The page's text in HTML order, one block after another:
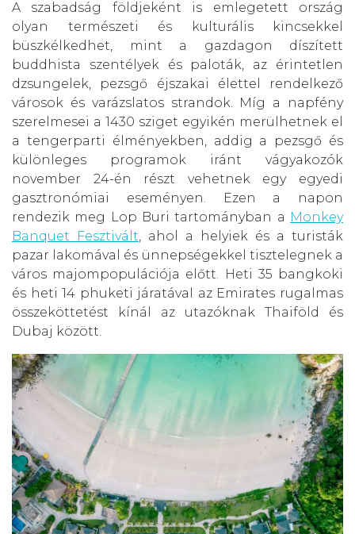
A szabadság földjeként is emlegetett ország
olyan természeti és kulturális kincsekkel
büszkélkedhet, mint a gazdagon díszített
buddhista szentélyek és paloták, az érintetlen
dzsungelek, pezsgő éjszakai élettel rendelkező
városok és varázslatos strandok. Míg a napfény
szerelmesei a 1430 sziget egyikén merülhetnek el
a tengerparti élményekben, addig a pezsgő és
különleges programok iránt vágyakozók
november 24-én részt vehetnek egy egyedi
gasztronómiai eseményen. Ezen a napon
rendezik meg Lop Buri tartományban a Monkey
Banquet Fesztivált, ahol a helyiek és a turisták
pazar lakomával és ünnepségekkel tisztelegnek a
város majompopulációja előtt. Heti 35 bangkoki
és heti 14 phuketi járatával az Emirates rugalmas
összeköttetést kínál az utazóknak Thaiföld és
Dubaj között.